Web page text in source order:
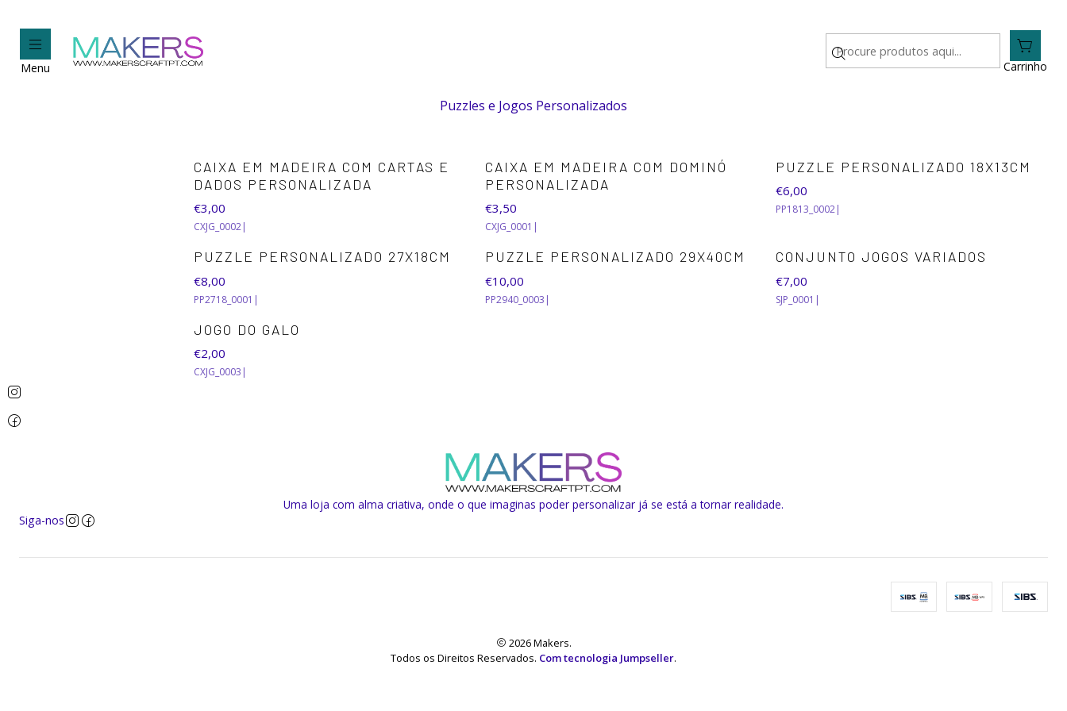
Menu Carrinho
Puzzles e Jogos Personalizados
CAIXA EM MADEIRA COM CARTAS E
DADOS PERSONALIZADA
€3,00
CXJG_0002|
CAIXA EM MADEIRA COM DOMINÓ
PERSONALIZADA
€3,50
CXJG_0001 |
PUZZLE PERSONALIZADO 18X13CM
€6,00
PP1813_0002|
PUZZLE PERSONALIZADO 27X18CM
€8,00
PP2718_0001 |
PUZZLE PERSONALIZADO 29X40CM
€10,00
PP2940_0003 |
CONJUNTO JOGOS VARIADOS
€7,00
SJP_0001 |
JOGO DO GALO
€2,00
CXJG_0003 |
Uma loja com alma criativa, onde o que imaginas poder personalizar já se está a tornar realidade.
Siga-nos
2026 Makers.
Todos os Direitos Reservados. Com tecnologia Jumpseller.